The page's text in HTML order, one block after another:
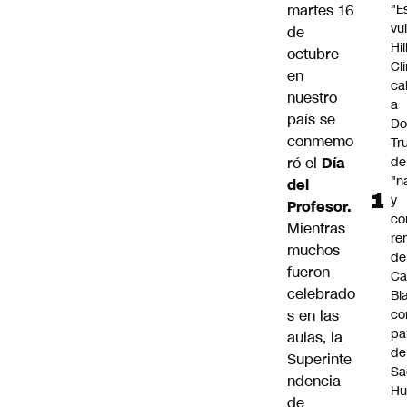
martes 16
de
octubre
en
nuestro
país se
conmemo
ró el Día
del
Profesor.
Mientras
muchos
fueron
celebrado
s en las
aulas, la
Superinte
ndencia
de
a
de
y
de